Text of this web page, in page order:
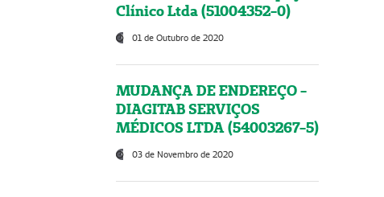
Clínico Ltda (51004352-0)
01 de Outubro de 2020
MUDANÇA DE ENDEREÇO -
DIAGITAB SERVIÇOS
MÉDICOS LTDA (54003267-5)
03 de Novembro de 2020